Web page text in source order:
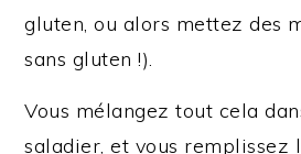
gluten, ou alors mettez des
sans gluten !).
Vous mélangez tout cela
saladier, et vous remplissez